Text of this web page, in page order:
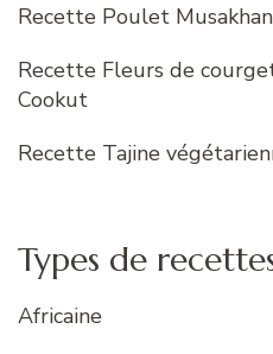
Recette Poulet
Recette Fleurs de
Cookut
Recette Tajine
Types de
Africaine